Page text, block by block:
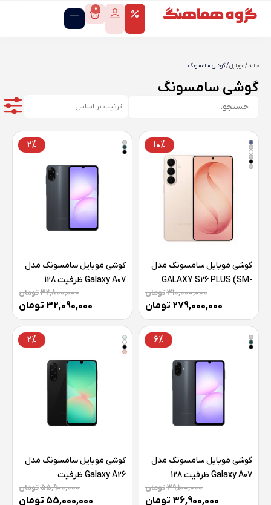
0
خانه/موبایل/ گوشی سامسونگ
گوشی سامسونگ
10%
گوشی موبايل سامسونگ مدل
GALAXY S26 PLUS (SM-
ظرفیت256گیگابایت رم 12
گیگابایت- ویتنام
310,000,000تومان
279,000,000 تومان
2%
گوشی موبايل سامسونگ مدل
Galaxy A07 ظرفیت 128
32,800,000تومان
32,090,000 تومان
6%
گوشی موبايل سامسونگ مدل
Galaxy A07 ظرفیت 128
39,100,000تومان
36,900,000 تومان
2%
گوشی موبايل سامسونگ مدل
Galaxy A26 ظرفیت
128گیگابایت رم 6 گیگابایت –
55,900,000تومان
55,000,000 تومان